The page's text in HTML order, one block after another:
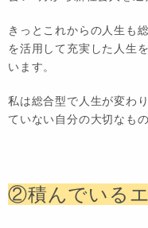
きっとこれからの人生も
を活用して充実した人生
います。
私は総合型で人生が変わ
ていない自分の大切なも
②積んでいる